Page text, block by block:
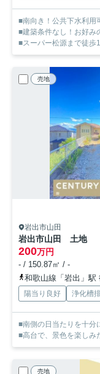
■南向き！公共下水利用
■建築条件なし！お好み
■スーパー松源まで徒歩
売地
岩出市山田
岩出市山田 土地
200万円
- / 150.87㎡ / -
和歌山線「岩出」駅
陽当り良好 浄化槽
■南側の日当たりを十分
■高台で、景色を楽しみ
売地